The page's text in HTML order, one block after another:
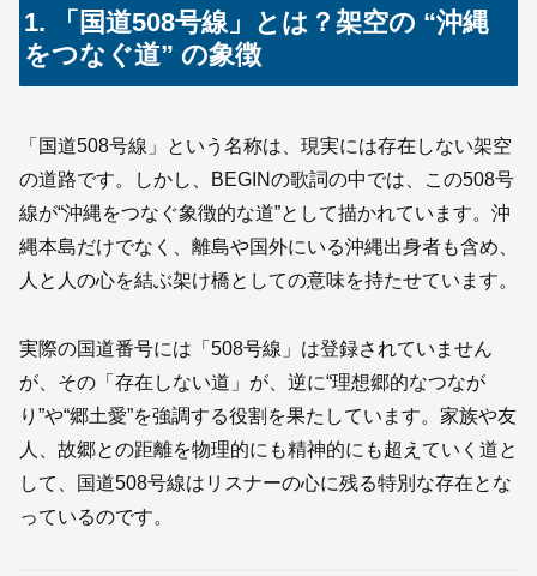
1. 「国道508号線」とは？架空の “沖縄
をつなぐ道” の象徴
「国道508号線」という名称は、現実には存在しない架空
の道路です。しかし、BEGINの歌詞の中では、この508号
線が“沖縄をつなぐ象徴的な道”として描かれています。沖
縄本島だけでなく、離島や国外にいる沖縄出身者も含め、
人と人の心を結ぶ架け橋としての意味を持たせています。
実際の国道番号には「508号線」は登録されていません
が、その「存在しない道」が、逆に“理想郷的なつなが
り”や“郷土愛”を強調する役割を果たしています。家族や友
人、故郷との距離を物理的にも精神的にも超えていく道と
して、国道508号線はリスナーの心に残る特別な存在とな
っているのです。